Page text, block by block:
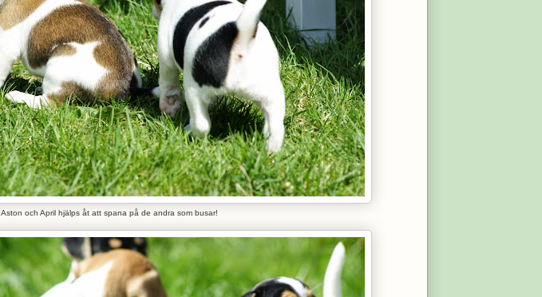
Aston och April hjälps åt att spana på de andra som busar!